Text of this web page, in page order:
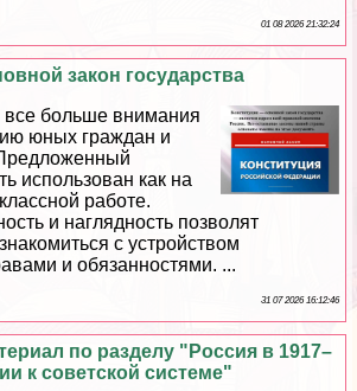
01 08 2026 21:32:24
закон государства
больше внимания
юных граждан и
использован как на
работе.
и наглядность позволят
с устройством
и обязанностями. ...
31 07 2026 16:12:46
по разделу "Россия в 1917–
к советской системе"